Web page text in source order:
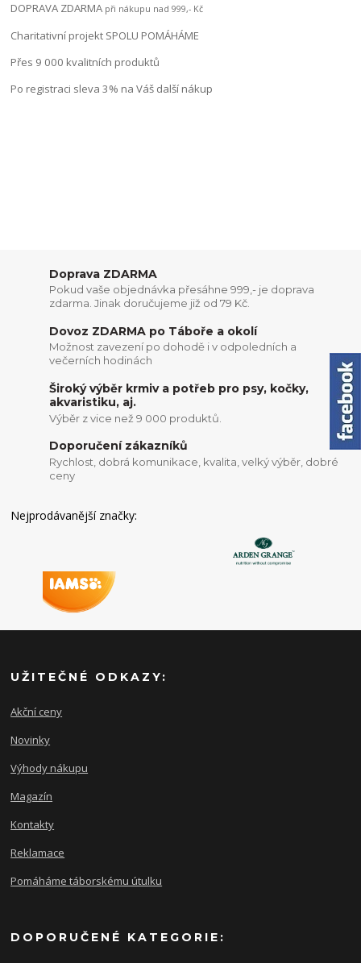
DOPRAVA ZDARMA při nákupu nad 999,- Kč
Charitativní projekt SPOLU POMÁHÁME
Přes 9 000 kvalitních produktů
Po registraci sleva 3% na Váš další nákup
Doprava ZDARMA
Pokud vaše objednávka přesáhne 999,- je doprava
zdarma. Jinak doručujeme již od 79 Kč.
Dovoz ZDARMA po Táboře a okolí
Možnost zavezení po dohodě i v odpoledních a
večerních hodinách
Široký výběr krmiv a potřeb pro psy, kočky,
akvaristiku, aj.
Výběr z vice než 9 000 produktů.
Doporučení zákazníků
Rychlost, dobrá komunikace, kvalita, velký výběr, dobré
ceny
Nejprodávanější značky:
UŽITEČNÉ ODKAZY:
Akční ceny
Novinky
Výhody nákupu
Magazín
Kontakty
Reklamace
Pomáháme táborskému útulku
DOPORUČENÉ KATEGORIE: